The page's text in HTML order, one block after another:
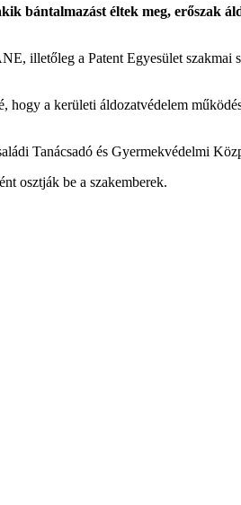
bántalmazást éltek meg, erőszak
illetőleg a Patent Egyesület szakmai
a kerületi áldozatvédelem
Tanácsadó és Gyermekvédelmi
osztják be a szakemberek.